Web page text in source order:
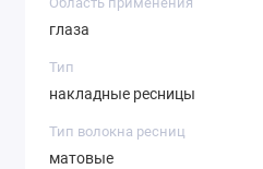
глаза
Тип
накладные ресницы
Тип волокна ресниц
матовые